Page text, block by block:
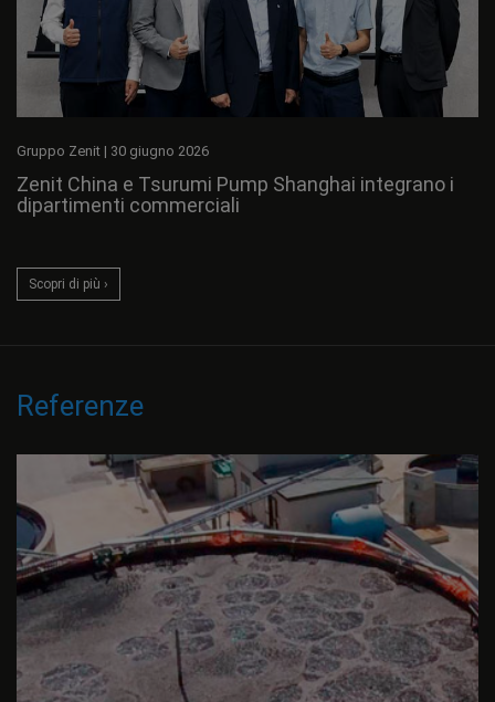
Gruppo Zenit | 30 giugno 2026
Zenit China e Tsurumi Pump Shanghai integrano i
dipartimenti commerciali
Scopri di più ›
Referenze